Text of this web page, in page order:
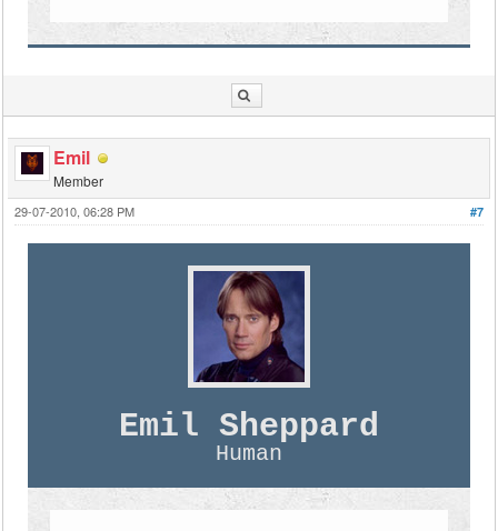
Emil
Member
#7
29-07-2010, 06:28 PM
Emil Sheppard
Human